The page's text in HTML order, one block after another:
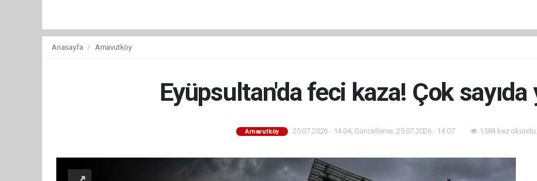
Anasayfa Arnavutköy
Eyüpsultan'da feci kaza! Çok sayıda
Arnavutköy 25.07.2026 - 14:04, Güncelleme: 25.07.2026 - 14:07 1584 kez okundu.